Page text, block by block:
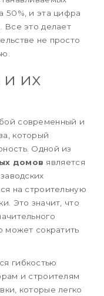
50%, и эта цифра
Все это делает
не просто
их
современный и
который
Одной из
домов является
на строительную
Это значит, что
может сократить
гибкостью
и строителям
которые легко